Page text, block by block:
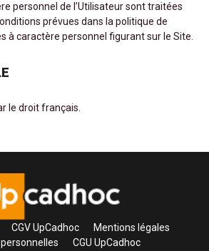
personnel de l’Utilisateur sont traitées
prévues dans la politique de
à caractère personnel figurant sur le Site.
le droit français.
CGV UpCadhoc
Mentions légales
CGU UpCadhoc